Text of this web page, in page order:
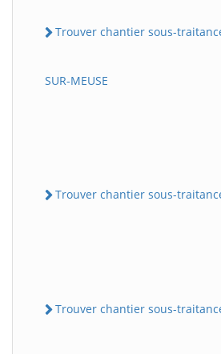
Trouver chantier sous-traitance
SUR-MEUSE
Trouver chantier sous-
Trouver chantier sous-traitance